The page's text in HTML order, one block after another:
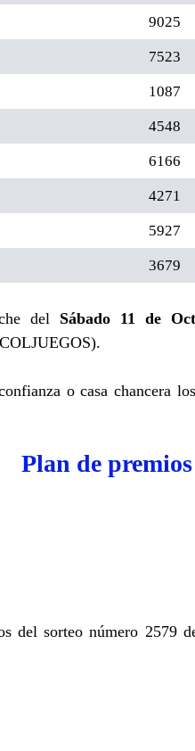
9025
7523
1087
4548
6166
4271
5927
3679
del Sábado 11 de
o casa chancera
Plan de premios
del sorteo número 2579